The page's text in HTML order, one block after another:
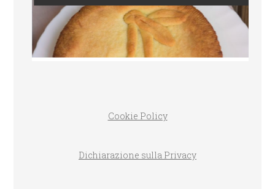
Cookie Policy
Dichiarazione sulla Privacy